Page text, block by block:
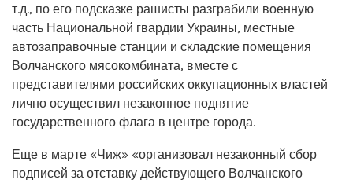
т.д., по его подсказке рашисты разграбили военную
часть Национальной гвардии Украины, местные
автозаправочные станции и складские помещения
Волчанского мясокомбината, вместе с
представителями российских оккупационных властей
лично осуществил незаконное поднятие
государственного флага в центре города.
Еще в марте «Чиж» «организовал незаконный сбор
подписей за отставку действующего Волчанского